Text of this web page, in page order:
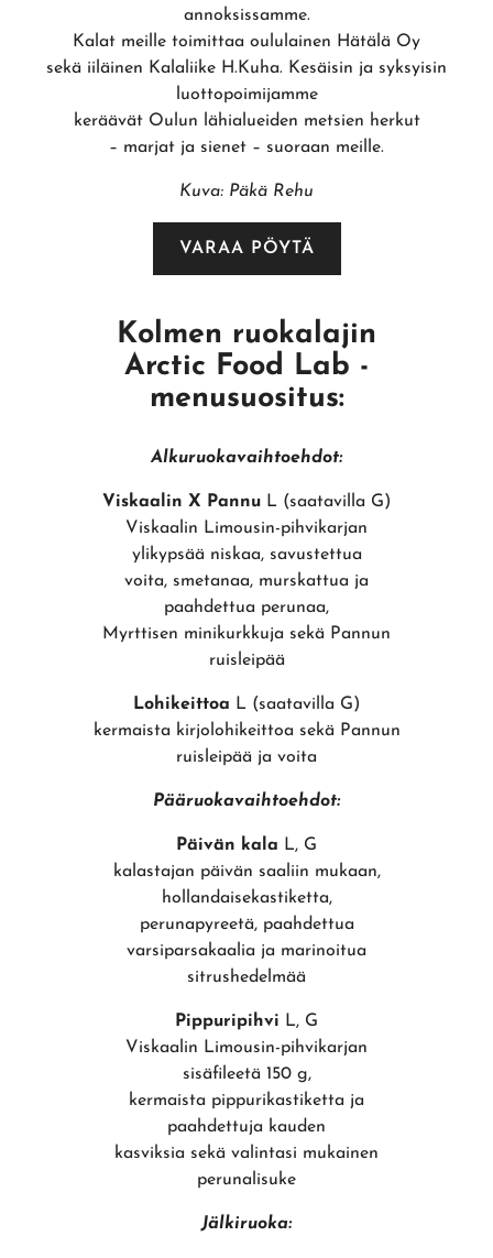
annoksissamme.
Kalat meille toimittaa oululainen Hätälä Oy
sekä iiläinen Kalaliike H.Kuha. Kesäisin ja syksyisin
luottopoimijamme
keräävät Oulun lähialueiden metsien herkut
– marjat ja sienet – suoraan meille.
Kuva: Päkä Rehu
VARAA PÖYTÄ
Kolmen ruokalajin
Arctic Food Lab -
menusuositus:
Alkuruokavaihtoehdot:
Viskaalin X Pannu L (saatavilla G)
Viskaalin Limousin-pihvikarjan
ylikypsää niskaa, savustettua
voita, smetanaa, murskattua ja
paahdettua perunaa,
Myrttisen minikurkkuja sekä Pannun
ruisleipää
Lohikeittoa L (saatavilla G)
kermaista kirjolohikeittoa sekä Pannun
ruisleipää ja voita
Pääruokavaihtoehdot:
Päivän kala L, G
kalastajan päivän saaliin mukaan,
hollandaisekastiketta,
perunapyreetä, paahdettua
varsiparsakaalia ja marinoitua
sitrushedelmää
Pippuripihvi L, G
Viskaalin Limousin-pihvikarjan
sisäfileetä 150 g,
kermaista pippurikastiketta ja
paahdettuja kauden
kasviksia sekä valintasi mukainen
perunalisuke
Jälkiruoka: